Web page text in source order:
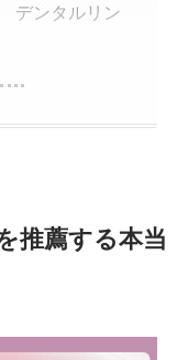
デンタルリン
推薦する本当